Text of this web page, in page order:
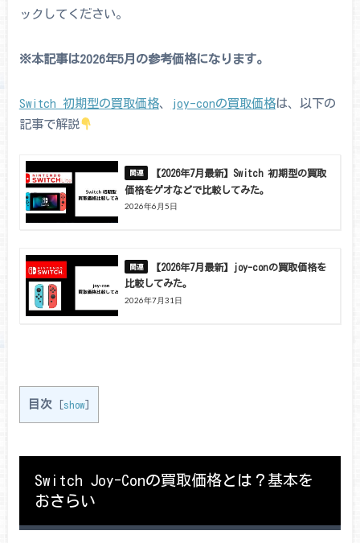
ックしてください。
※本記事は2026年5月の参考価格になります。
Switch 初期型の買取価格、 joy-conの買取価格は、以下の
記事で解説
【2026年7月最新】Switch 初期型の買取
価格をゲオなどで比較してみた。
2026年6月5日
【2026年7月最新】joy-conの買取価格を
比較してみた。
2026年7月31日
目次 show]
Switch Joy-Conの買取価格とは？基本を
おさらい